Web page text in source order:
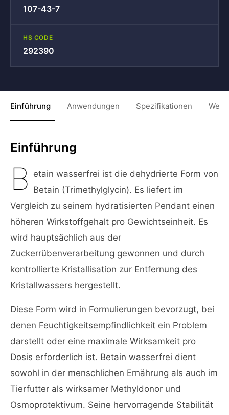
107-43-7
HS CODE
292390
Einführung Anwendungen Spezifikationen
Einführung
B etain wasserfrei ist die dehydrierte Form von
Betain (Trimethylglycin). Es liefert im
Vergleich zu seinem hydratisierten Pendant einen
höheren Wirkstoffgehalt pro Gewichtseinheit. Es
wird hauptsächlich aus der
Zuckerrübenverarbeitung gewonnen und durch
kontrollierte Kristallisation zur Entfernung des
Kristallwassers hergestellt.
Diese Form wird in Formulierungen bevorzugt, bei
denen Feuchtigkeitsempfindlichkeit ein Problem
darstellt oder eine maximale Wirksamkeit pro
Dosis erforderlich ist. Betain wasserfrei dient
sowohl in der menschlichen Ernährung als auch im
Tierfutter als wirksamer Methyldonor und
Osmoprotektivum. Seine hervorragende Stabilität